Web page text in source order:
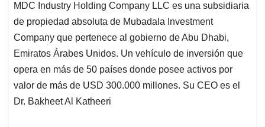
MDC Industry Holding Company LLC es una subsidiaria
de propiedad absoluta de Mubadala Investment
Company que pertenece al gobierno de Abu Dhabi,
Emiratos Árabes Unidos. Un vehículo de inversión que
opera en más de 50 países donde posee activos por
valor de más de USD 300.000 millones. Su CEO es el
Dr. Bakheet Al Katheeri